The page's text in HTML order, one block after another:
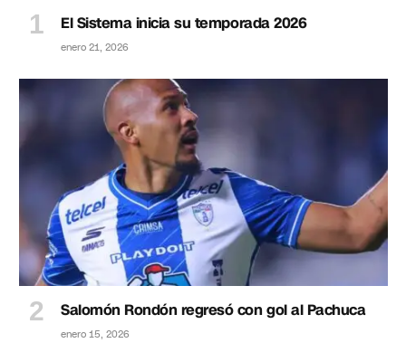
El Sistema inicia su temporada 2026
enero 21, 2026
Salomón Rondón regresó con gol al Pachuca
enero 15, 2026